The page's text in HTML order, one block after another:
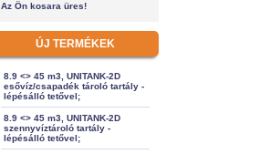
Az Ön kosara üres!
ÚJ TERMÉKEK
8.9 <> 45 m3, UNITANK-2D
esővíz/csapadék tároló tartály -
lépésálló tetővel;
8.9 <> 45 m3, UNITANK-2D
szennyvíztároló tartály -
lépésálló tetővel;